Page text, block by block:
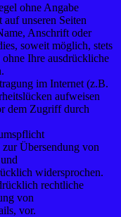
ohne Angabe
unseren Seiten
Anschrift oder
soweit möglich, stets
Ihre ausdrückliche
im Internet (z.B.
aufweisen
dem Zugriff durch
Übersendung von
widersprochen.
rechtliche
von
vor.